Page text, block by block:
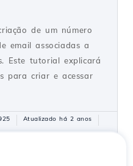
de um número
email associadas a
Este tutorial explicará
para criar e acessar
Atualizado há 2 anos